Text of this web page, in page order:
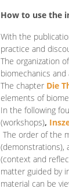
How to use the
With the
practice and
The organization
biomechanics
The chapter Die
elements of
In the following
(workshops),
The order of the
(demonstrations),
(context and
matter guided by
material can be